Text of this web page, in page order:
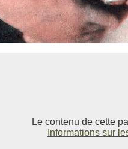
Le contenu de cette
Informations sur